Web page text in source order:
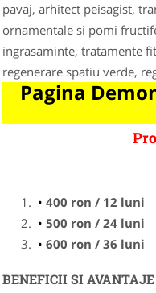
pavaj, arhitect peisagist,
ornamentale si pomi
ingrasaminte, tratamente
regenerare spatiu verde,
Pagina
400 ron / 12 luni
500 ron / 24 luni
600 ron / 36 luni
BENEFICII SI AVANTAJE